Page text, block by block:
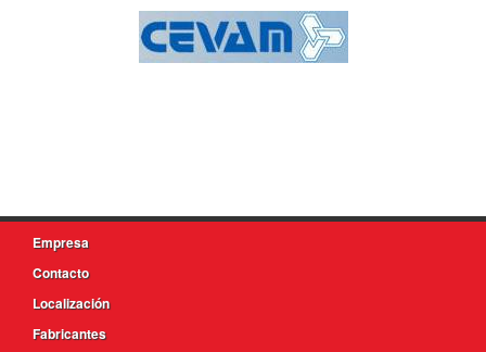
Empresa
Contacto
Localización
Fabricantes